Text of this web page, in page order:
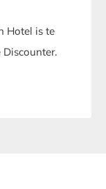
Hotel is te